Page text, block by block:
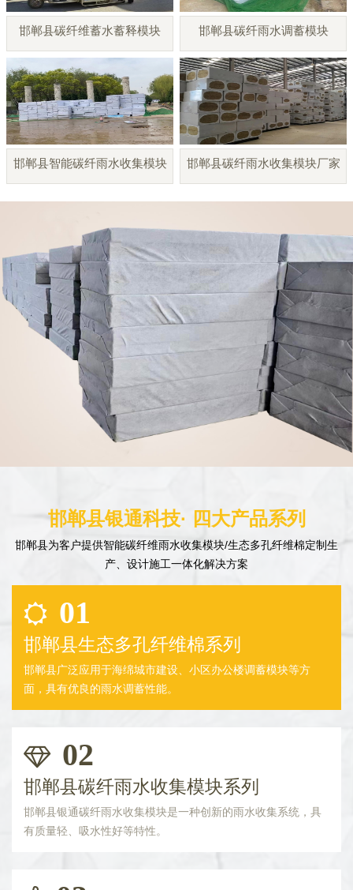
邯郸县碳纤维蓄水蓄释模块 邯郸县碳纤雨水调蓄模块
邯郸县智能碳纤雨水收集模块 邯郸县碳纤雨水收集模块厂家
邯郸县银通科技· 四大产品系列
邯郸县为客户提供智能碳纤维雨水收集模块/生态多孔纤维棉定制生
产、设计施工一体化解决方案
01
邯郸县生态多孔纤维棉系列
邯郸县广泛应用于海绵城市建设、小区办公楼调蓄模块等方
面，具有优良的雨水调蓄性能。
02
邯郸县碳纤雨水收集模块系列
邯郸县银通碳纤雨水收集模块是一种创新的雨水收集系统，具
有质量轻、吸水性好等特性。